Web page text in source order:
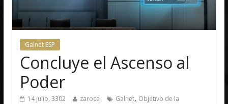
Galnet ESP
Concluye el Ascenso al
Poder
14 julio, 3302 zaroca Galnet, Objetivo de la